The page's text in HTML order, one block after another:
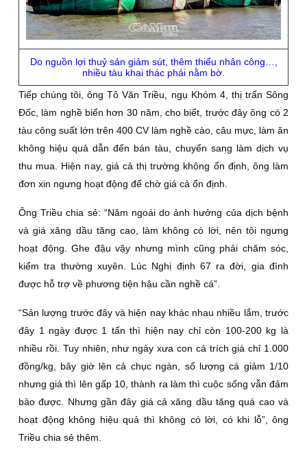
Do nguồn lợi thuỷ sản giảm sút, thêm thiếu nhân công…,
nhiều tàu khai thác phải nằm bờ.
Tiếp chúng tôi, ông Tô Văn Triều, ngụ Khóm 4, thị trấn Sông
Ðốc, làm nghề biển hơn 30 năm, cho biết, trước đây ông có 2
tàu công suất lớn trên 400 CV làm nghề cào, câu mực, làm ăn
không hiệu quả dẫn đến bán tàu, chuyển sang làm dịch vụ
thu mua. Hiện nay, giá cả thị trường không ổn định, ông làm
đơn xin ngưng hoạt động để chờ giá cả ổn định.
Ông Triều chia sẻ: “Năm ngoái do ảnh hưởng của dịch bệnh
và giá xăng dầu tăng cao, làm không có lời, nên tôi ngưng
hoạt động. Ghe đậu vậy nhưng mình cũng phải chăm sóc,
kiểm tra thường xuyên. Lúc Nghị định 67 ra đời, gia đình
được hỗ trợ về phương tiện hậu cần nghề cá”.
“Sản lượng trước đây và hiện nay khác nhau nhiều lắm, trước
đây 1 ngày được 1 tấn thì hiện nay chỉ còn 100-200 kg là
nhiều rồi. Tuy nhiên, như ngày xưa con cá trích giá chỉ 1.000
đồng/kg, bây giờ lên cả chục ngàn, số lượng cá giảm 1/10
nhưng giá thì lên gấp 10, thành ra làm thì cuộc sống vẫn đảm
bảo được. Nhưng gần đây giá cả xăng dầu tăng quá cao và
hoạt động không hiệu quả thì không có lời, có khi lỗ”, ông
Triều chia sẻ thêm.